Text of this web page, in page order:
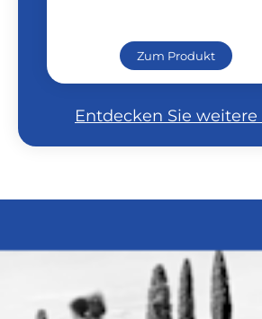
Zum Produkt
Entdecken Sie weitere